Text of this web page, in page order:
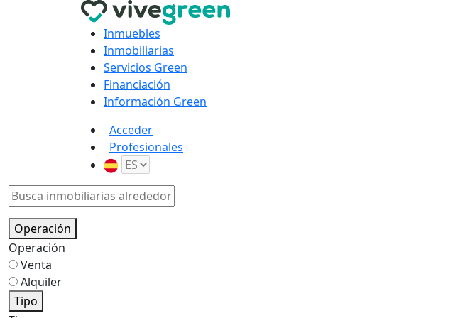
Inmuebles
Inmobiliarias
Servicios Green
Financiación
Información Green
Acceder
Profesionales
Operación
Operación
Venta
Alquiler
Tipo